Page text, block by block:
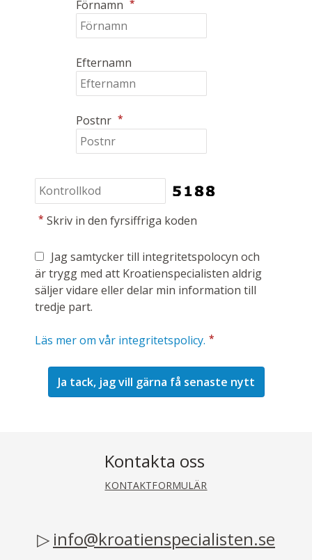
Förnamn *
Efternamn
Postnr *
* Skriv in den fyrsiffriga koden
Jag samtycker till integritetspolocyn och
är trygg med att Kroatienspecialisten aldrig
säljer vidare eller delar min information till
tredje part.
Läs mer om vår integritetspolicy. *
Kontakta oss
KONTAKTFORMULÄR
info@kroatienspecialisten.se